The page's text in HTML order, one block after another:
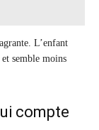
L’enfant
semble moins
compte